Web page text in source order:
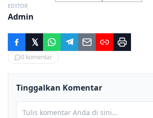
EDITOR
Admin
0 komentar
Tinggalkan Komentar